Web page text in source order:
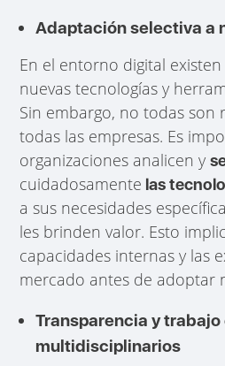
Adaptación selectiva a
En el entorno digital
nuevas tecnologías y
Sin embargo, no todas son
todas las empresas. Es
organizaciones analicen y
cuidadosamente las
a sus necesidades
les brinden valor. Esto
capacidades internas y las
mercado antes de adoptar
Transparencia y trabajo
multidisciplinarios